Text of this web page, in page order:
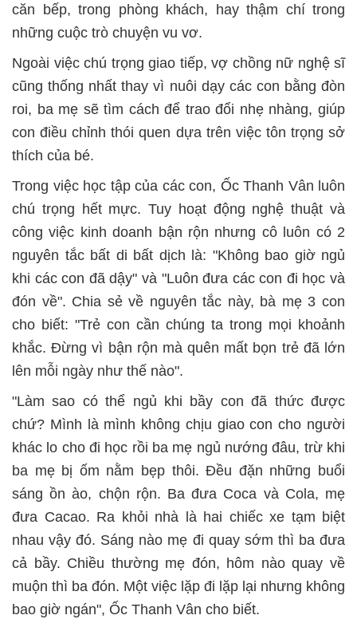
căn bếp, trong phòng khách, hay thậm chí trong
những cuộc trò chuyện vu vơ.
Ngoài việc chú trọng giao tiếp, vợ chồng nữ nghệ sĩ
cũng thống nhất thay vì nuôi dạy các con bằng đòn
roi, ba mẹ sẽ tìm cách để trao đổi nhẹ nhàng, giúp
con điều chỉnh thói quen dựa trên việc tôn trọng sở
thích của bé.
Trong việc học tập của các con, Ốc Thanh Vân luôn
chú trọng hết mực. Tuy hoạt động nghệ thuật và
công việc kinh doanh bận rộn nhưng cô luôn có 2
nguyên tắc bất di bất dịch là: "Không bao giờ ngủ
khi các con đã dậy" và "Luôn đưa các con đi học và
đón về". Chia sẻ về nguyên tắc này, bà mẹ 3 con
cho biết: "Trẻ con cần chúng ta trong mọi khoảnh
khắc. Đừng vì bận rộn mà quên mất bọn trẻ đã lớn
lên mỗi ngày như thế nào".
"Làm sao có thể ngủ khi bầy con đã thức được
chứ? Mình là mình không chịu giao con cho người
khác lo cho đi học rồi ba mẹ ngủ nướng đâu, trừ khi
ba mẹ bị ốm nằm bẹp thôi. Đều đặn những buổi
sáng ồn ào, chộn rộn. Ba đưa Coca và Cola, mẹ
đưa Cacao. Ra khỏi nhà là hai chiếc xe tạm biệt
nhau vậy đó. Sáng nào mẹ đi quay sớm thì ba đưa
cả bầy. Chiều thường mẹ đón, hôm nào quay về
muộn thì ba đón. Một việc lặp đi lặp lại nhưng không
bao giờ ngán", Ốc Thanh Vân cho biết.